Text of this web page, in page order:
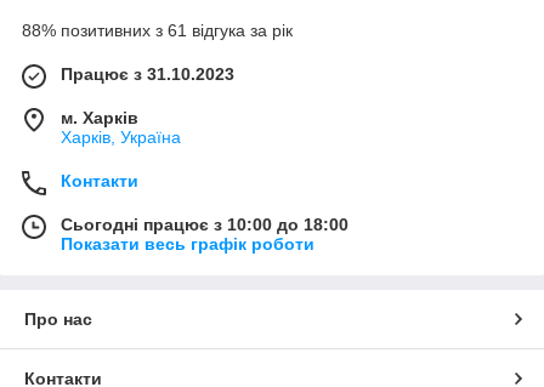
88% позитивних з 61 відгука за рік
Працює з 31.10.2023
м. Харків
Харків, Україна
Контакти
Сьогодні працює з 10:00 до 18:00
Показати весь графік роботи
Про нас
Контакти